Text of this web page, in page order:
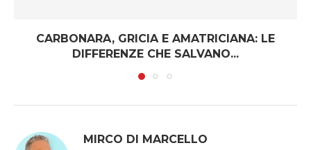
CARBONARA, GRICIA E AMATRICIANA: LE
DIFFERENZE CHE SALVANO...
MIRCO DI MARCELLO